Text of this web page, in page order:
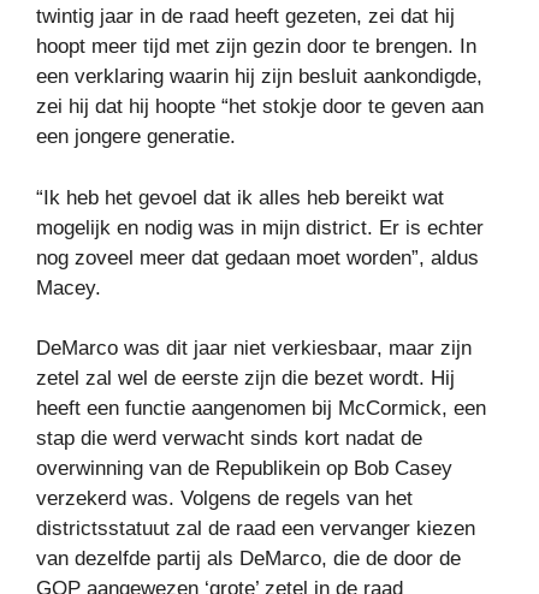
twintig jaar in de raad heeft gezeten, zei dat hij
hoopt meer tijd met zijn gezin door te brengen. In
een verklaring waarin hij zijn besluit aankondigde,
zei hij dat hij hoopte “het stokje door te geven aan
een jongere generatie.
“Ik heb het gevoel dat ik alles heb bereikt wat
mogelijk en nodig was in mijn district. Er is echter
nog zoveel meer dat gedaan moet worden”, aldus
Macey.
DeMarco was dit jaar niet verkiesbaar, maar zijn
zetel zal wel de eerste zijn die bezet wordt. Hij
heeft een functie aangenomen bij McCormick, een
stap die werd verwacht sinds kort nadat de
overwinning van de Republikein op Bob Casey
verzekerd was. Volgens de regels van het
districtsstatuut zal de raad een vervanger kiezen
van dezelfde partij als DeMarco, die de door de
GOP aangewezen ‘grote’ zetel in de raad